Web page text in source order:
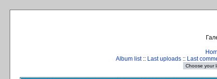
Album list:: Last uploads :: Last